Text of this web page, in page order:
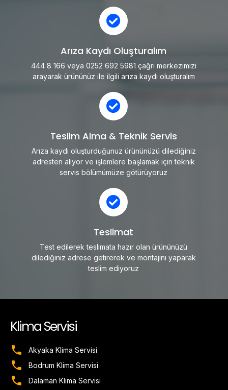
Arıza Kaydı Oluşturalım
444 8 166 veya 0252 692 5981 çağrı merkezimizi
arayarak ürününüz ile ilgili arıza kaydı oluşturalım
Teslim Alma & Teknik Servis
Arıza kaydı oluşturduğunuz ürününüzü dilediğiniz
adresten alıyor ve işlemlere başlamak için teknik
servis bölümümüze götürüyoruz
Teslimat
Test edilerek teslimata hazır olan ürününüzü
dilediğiniz adrese getirerek ve montajını yaparak
teslim ediyoruz
Klima Servisi
Akyaka Klima Servisi
Bodrum Klima Servisi
Dalaman Klima Servisi